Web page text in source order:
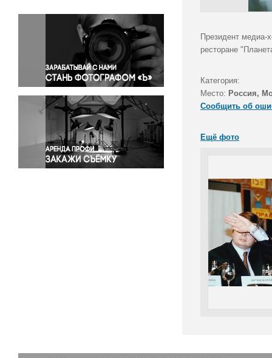
Окружающая среда
Политика
Правосудие
Происшествия и конфликты
Религия
Светская жизнь
Спорт
Экология
Экономика и бизнес
Президент медиа-
ресторане
Категория:
Место: Россия,
Сообщить об
Ещё фото